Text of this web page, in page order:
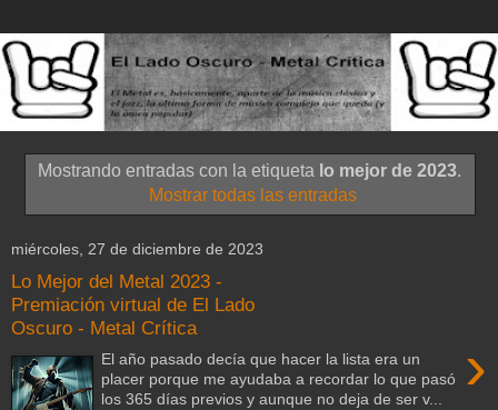
Mostrando entradas con la etiqueta lo mejor de 2023.
Mostrar todas las entradas
miércoles, 27 de diciembre de 2023
Lo Mejor del Metal 2023 -
Premiación virtual de El Lado
Oscuro - Metal Crítica
›
El año pasado decía que hacer la lista era un
placer porque me ayudaba a recordar lo que pasó
los 365 días previos y aunque no deja de ser v...